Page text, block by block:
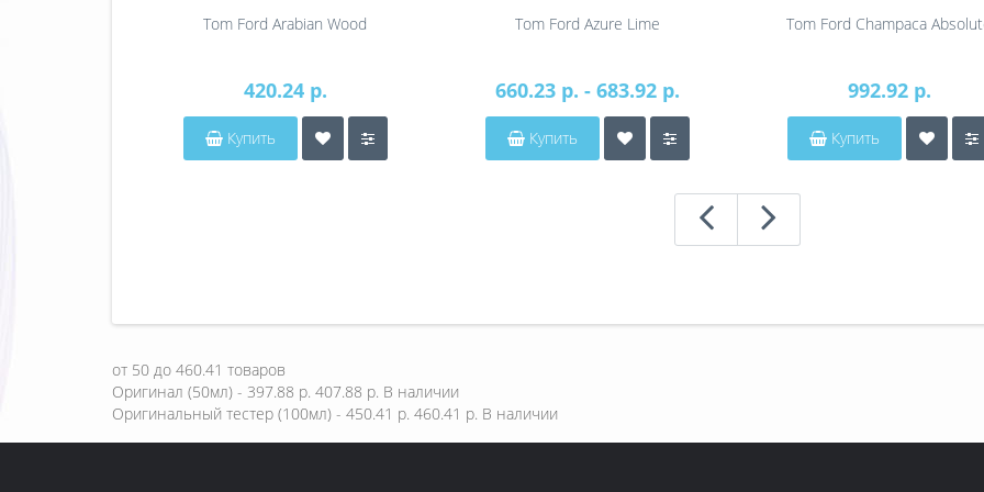
Tom Ford Arabian Wood
420.24 р.
Купить
Tom Ford Azure Lime
660.23 р. - 683.92 р.
Купить
Tom Ford Champaca
992.92 р.
Купить
от 50 до 460.41 товаров
Оригинал (50мл) - 397.88 р. 407.88 р. В наличии
Оригинальный тестер (100мл) - 450.41 р. 460.41 р. В наличии